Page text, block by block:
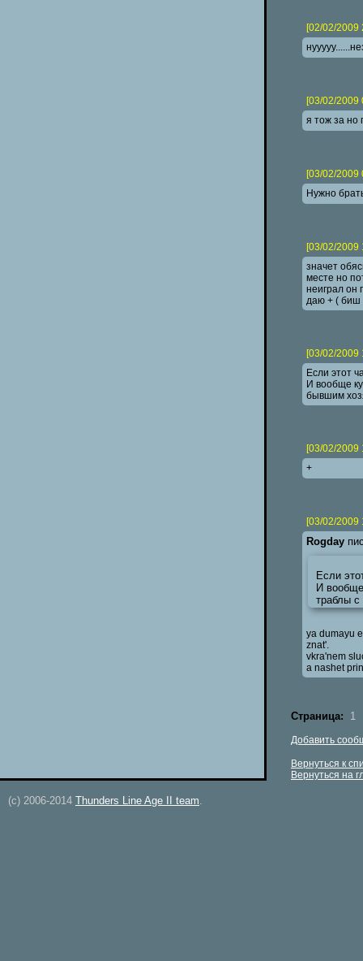
[02/02/2009
[03/02/2009
я тож за но
[03/02/2009
Нужно
[03/02/2009
значет
месте но
неиграл он
даю + ( биш
[03/02/2009
Если этот
И вообще
бывшим
[03/02/2009
+
[03/02/2009
Rogday
Если
И
траблы
ya dumayu
znat'.
vkra'nem
a nashet
Страница: 1
Добавить
Вернуться к
Вернуться на
(c) 2006-2014 Thunders Line Age II team.